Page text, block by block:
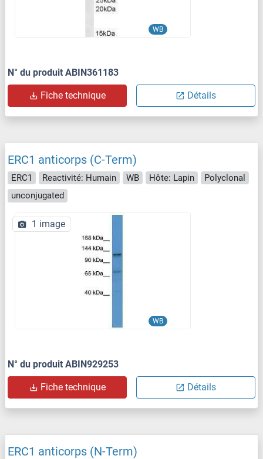
WB
N° du produit ABIN361183
Fiche technique Détails
ERC1 anticorps (C-Term)
ERC1 Reactivité: Humain WB Hôte: Lapin
Polyclonal
unconjugated
WB
1 image
N° du produit ABIN929253
Fiche technique Détails
ERC1 anticorps (N-Term)